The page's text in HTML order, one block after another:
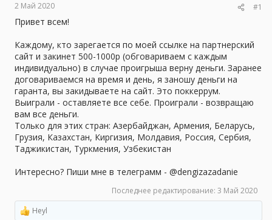
2 Май 2020 #1
Привет всем!
Каждому, кто зарегается по моей ссылке на партнерский
сайт и закинет 500-1000р (обговариваем с каждым
индивидуально) в случае проигрыша верну деньги. Заранее
договариваемся на время и день, я заношу деньги на
гаранта, вы закидываете на сайт. Это поккеррум.
Выиграли - оставляете все себе. Проиграли - возвращаю
вам все деньги.
Только для этих стран: Азербайджан, Армения, Беларусь,
Грузия, Казахстан, Киргизия, Молдавия, Россия, Сербия,
Таджикистан, Туркмения, Узбекистан
Интересно? Пиши мне в телеграмм - @dengizazadanie
Последнее редактирование: 3 Май 2020
Р
Heyl